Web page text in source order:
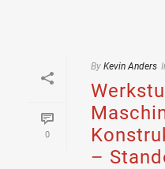
0
By Kevin Anders
–